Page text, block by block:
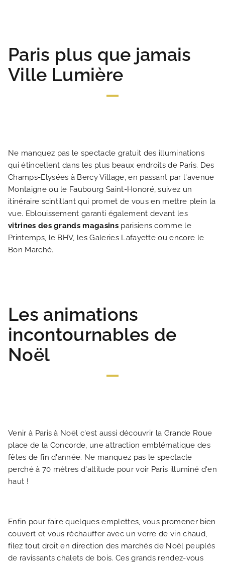
SITUATION
ACTUALITÉS
Paris plus que jamais
Ville Lumière
Ne manquez pas le spectacle gratuit des illuminations
qui étincellent dans les plus beaux endroits de Paris. Des
Champs-Elysées à Bercy Village, en passant par l'avenue
Montaigne ou le Faubourg Saint-Honoré, suivez un
itinéraire scintillant qui promet de vous en mettre plein la
vue. Eblouissement garanti également devant les
vitrines des grands magasinsparisiens comme le
Printemps, le BHV, les Galeries Lafayette ou encore le
Bon Marché.
Les animations
incontournables de
Noël
Venir à Paris à Noël c'est aussi découvrir la Grande Roue
place de la Concorde, une attraction emblématique des
fêtes de fin d'année. Ne manquez pas le spectacle
perché à 70 mètres d'altitude pour voir Paris illuminé d'en
haut !
Enfin pour faire quelques emplettes, vous promener bien
couvert et vous réchauffer avec un verre de vin chaud,
filez tout droit en direction des marchés de Noël peuplés
de ravissants chalets de bois. Ces grands rendez-vous